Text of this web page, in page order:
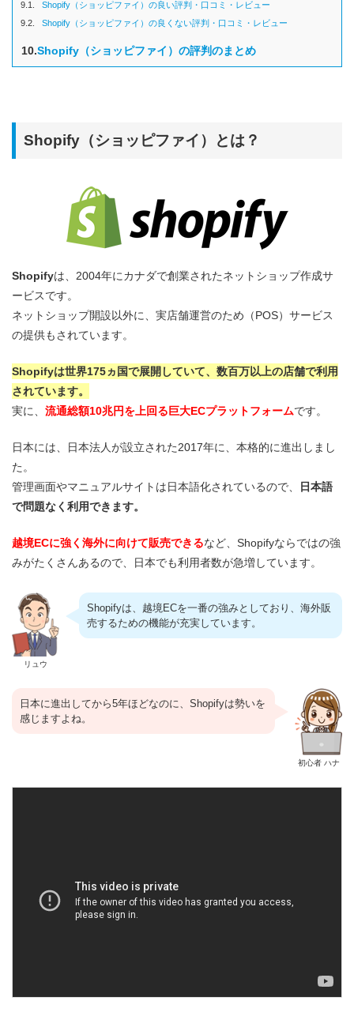
9.1.
Shopify（ショッピファイ）の良い評判・口コミ・レビュー
9.2.
Shopify（ショッピファイ）の良くない評判・口コミ・レビュー
10.Shopify（ショッピファイ）の評判のまとめ
Shopify（ショッピファイ）とは？
Shopifyは、2004年にカナダで創業されたネットショップ作成サ
ービスです。
ネットショップ開設以外に、実店舗運営のため（POS）サービス
の提供もされています。
Shopifyは世界175ヵ国で展開していて、数百万以上の店舗で利用
されています。
実に、 流通総額10兆円を上回る巨大ECプラットフォームです。
日本には、日本法人が設立された2017年に、本格的に進出しまし
た。
管理画面やマニュアルサイトは日本語化されているので、
日本語
で問題なく利用できます。
越境ECに強く海外に向けて販売できるなど、Shopifyならではの強
みがたくさんあるので、日本でも利用者数が急増しています。
リュウ
Shopifyは、越境ECを一番の強みとしており、海外販
売するための機能が充実しています。
初心者 ハナ
日本に進出してから5年ほどなのに、Shopifyは勢いを
感じますよね。